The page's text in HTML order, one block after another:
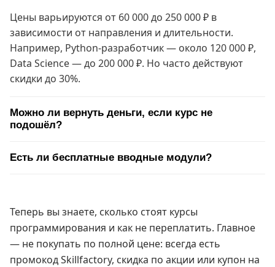
Цены варьируются от 60 000 до 250 000 ₽ в
зависимости от направления и длительности.
Например, Python-разработчик — около 120 000 ₽,
Data Science — до 200 000 ₽. Но часто действуют
скидки до 30%.
Можно ли вернуть деньги, если курс не
подошёл?
Есть ли бесплатные вводные модули?
Теперь вы знаете, сколько стоят курсы
программирования и как не переплатить. Главное
— не покупать по полной цене: всегда есть
промокод Skillfactory, скидка по акции или купон на